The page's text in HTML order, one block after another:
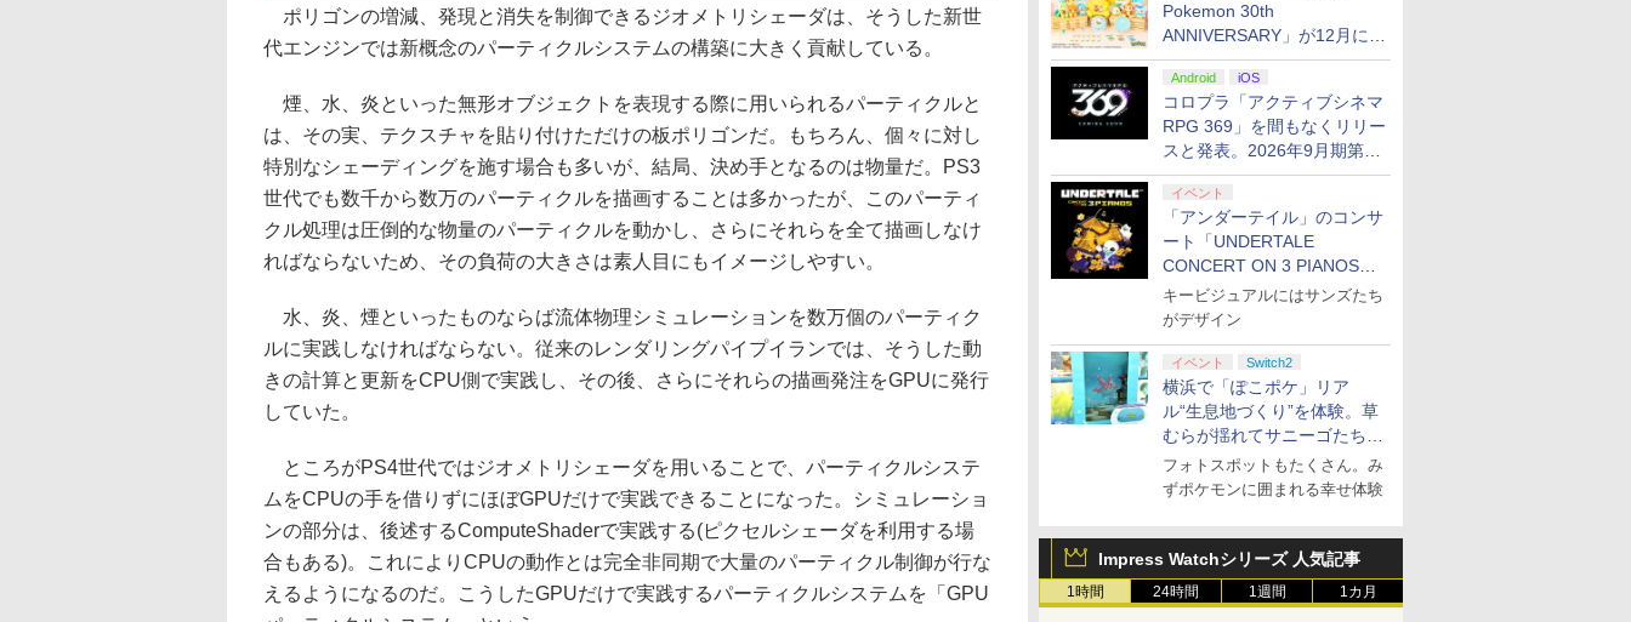
Pokemon 30th
ANNIVERSARY」が12月に再
販決定！ ピカチュウたちの
ぬいぐるみが当たる
Android iOS
コロプラ「アクティブシネマ
RPG 369」を間もなくリリー
スと発表。2026年9月期第3
四半期決算にて
イベント
「アンダーテイル」のコンサ
ート「UNDERTALE
CONCERT ON 3 PIANOS」
のチケット情報が公開
キービジュアルにはサンズたち
がデザイン
イベント Switch2
横浜で「ぽこポケ」リア
ル“生息地づくり”を体験。草
むらが揺れてサニーゴたちが
登場！
フォトスポットもたくさん。み
ずポケモンに囲まれる幸せ体験
Impress Watchシリーズ 人気記事
1時間 24時間 1週間 1カ月
ポリゴンの増減、発現と消失を制御できるジオメトリシェーダは、そうした新世
代エンジンでは新概念のパーティクルシステムの構築に大きく貢献している。
煙、水、炎といった無形オブジェクトを表現する際に用いられるパーティクルと
は、その実、テクスチャを貼り付けただけの板ポリゴンだ。もちろん、個々に対し
特別なシェーディングを施す場合も多いが、結局、決め手となるのは物量だ。PS3
世代でも数千から数万のパーティクルを描画することは多かったが、このパーティ
クル処理は圧倒的な物量のパーティクルを動かし、さらにそれらを全て描画しなけ
ればならないため、その負荷の大きさは素人目にもイメージしやすい。
水、炎、煙といったものならば流体物理シミュレーションを数万個のパーティク
ルに実践しなければならない。従来のレンダリングパイプイランでは、そうした動
きの計算と更新をCPU側で実践し、その後、さらにそれらの描画発注をGPUに発行
していた。
ところがPS4世代ではジオメトリシェーダを用いることで、パーティクルシステ
ムをCPUの手を借りずにほぼGPUだけで実践できることになった。シミュレーショ
ンの部分は、後述するComputeShaderで実践する(ピクセルシェーダを利用する場
合もある)。これによりCPUの動作とは完全非同期で大量のパーティクル制御が行な
えるようになるのだ。こうしたGPUだけで実践するパーティクルシステムを「GPU